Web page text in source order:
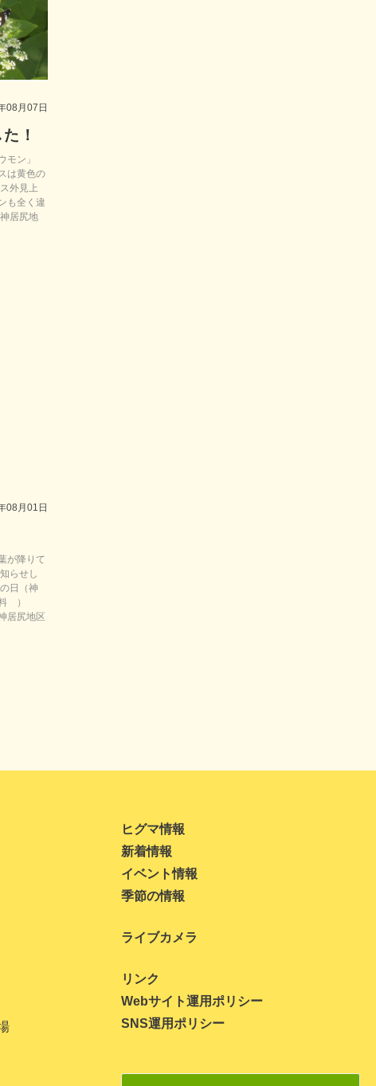
08月07日
！
モン」
は黄色の
外見上
も全く違
居尻地
08月01日
が降りて
らせし
日（神
）
居尻地区
2021年6月
2021年5月
2021年4月
2020年10月
ヒグマ情報
新着情報
イベント情報
季節の情報
ライブカメラ
リンク
Webサイト運用ポリシー
SNS運用ポリシー